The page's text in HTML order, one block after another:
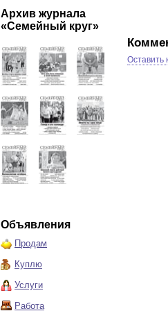
Архив журнала
«Семейный круг»
Объявления
Продам
Куплю
Услуги
Работа
Оставить